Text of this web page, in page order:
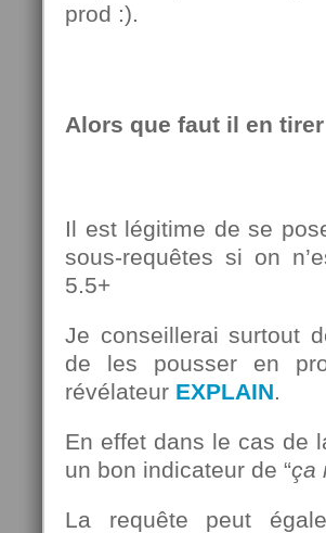
prod :).
Alors que faut il en
Il est légitime de se
sous-requêtes si on
5.5+
Je conseillerai surtout
de les pousser en
révélateur EXPLAIN.
En effet dans le cas de
un bon indicateur de “ça
La requête peut